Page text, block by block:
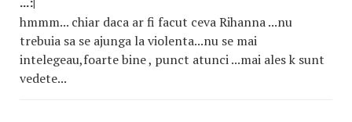
hmmm... chiar daca ar fi facut ceva Rihanna ...nu
trebuia sa se ajunga la violenta...nu se mai
intelegeau,foarte bine , punct atunci ...mai ales k sunt
vedete...